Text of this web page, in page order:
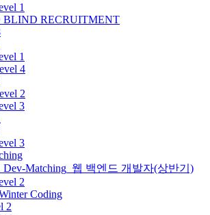
1
BLIND RECRUITMENT
1
4
2
3
3
Dev-Matching_웹 백엔드 개발자(상반기)
2
Coding
2